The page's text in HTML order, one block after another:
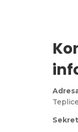
Teplice